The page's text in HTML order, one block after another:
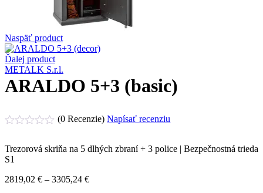
Naspäť product
Ďalej product
METALK S.r.l.
ARALDO 5+3 (basic)
z
5
(0 Recenzie)Napísať recenziu
Trezorová skriňa na 5 dlhých zbraní + 3 police | Bezpečnostná trieda
S1
2819,02 € – 3305,24 €